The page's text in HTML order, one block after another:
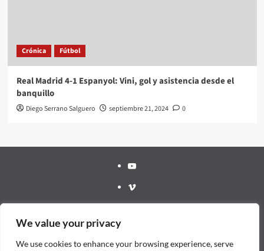
We value your privacy
We use cookies to enhance your browsing experience, serve
Crónica Fútbol
Real Madrid 4-1 Espanyol: Vini, gol y asistencia desde el
banquillo
Diego Serrano Salguero septiembre 21, 2024 0
Youtube
Vimeo